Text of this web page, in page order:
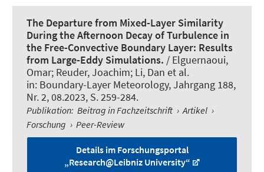
The Departure from Mixed-Layer Similarity
During the Afternoon Decay of Turbulence in
the Free-Convective Boundary Layer: Results
from Large-Eddy Simulations. / Elguernaoui,
Omar; Reuder, Joachim; Li, Dan et al.
in: Boundary-Layer Meteorology, Jahrgang 188,
Nr. 2, 08.2023, S. 259-284.
Publikation: Beitrag in Fachzeitschrift › Artikel ›
Forschung › Peer-Review
Details im Forschungsportal
„Research@Leibniz University“